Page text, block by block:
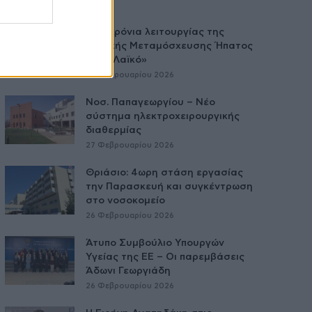
Δύο χρόνια λειτουργίας της
Κλινικής Μεταμόσχευσης Ήπατος
στο «Λαϊκό»
27 Φεβρουαρίου 2026
Νοσ. Παπαγεωργίου – Νέο
σύστημα ηλεκτροχειρουργικής
διαθερμίας
27 Φεβρουαρίου 2026
Θριάσιο: 4ωρη στάση εργασίας
την Παρασκευή και συγκέντρωση
στο νοσοκομείο
26 Φεβρουαρίου 2026
Άτυπο Συμβούλιο Υπουργών
Υγείας της ΕE – Οι παρεμβάσεις
Άδωνι Γεωργιάδη
26 Φεβρουαρίου 2026